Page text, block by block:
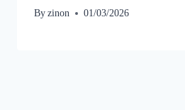
Byzinon 01/03/2026